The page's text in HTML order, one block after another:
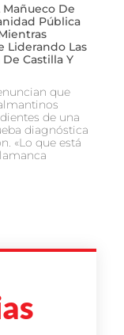
Mañueco De
Pública
Liderando Las
Castilla Y
que
de una
diagnóstica
«Lo que está